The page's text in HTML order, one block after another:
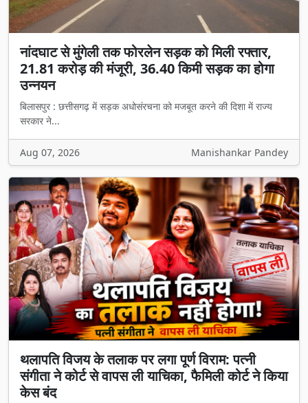
नांदघाट से मुंगेली तक फोरलेन सड़क को मिली रफ्तार,
21.81 करोड़ की मंजूरी, 36.40 किमी सड़क का होगा
उन्नयन
बिलासपुर : छत्तीसगढ़ में सड़क अधोसंरचना को मजबूत करने की दिशा में राज्य
सरकार ने...
Aug 07, 2026 Manishankar Pandey
थलापति विजय के तलाक पर लगा पूर्ण विराम: पत्नी
संगीता ने कोर्ट से वापस ली याचिका, फैमिली कोर्ट ने किया
केस बंद